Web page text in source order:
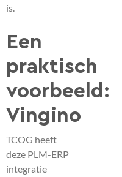
is.
Een
praktisch
voorbeeld:
Vingino
TCOG heeft
deze PLM-ERP
integratie